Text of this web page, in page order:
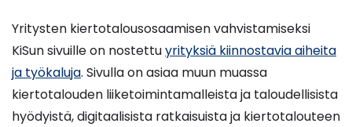
Yritysten kiertotalousosaamisen vahvistamiseksi
KiSun sivuille on nostettuyrityksiä kiinnostavia aiheita
ja työkaluja. Sivulla on asiaa muun muassa
kiertotalouden liiketoimintamalleista ja taloudellisista
hyödyistä, digitaalisista ratkaisuista ja kiertotalouteen